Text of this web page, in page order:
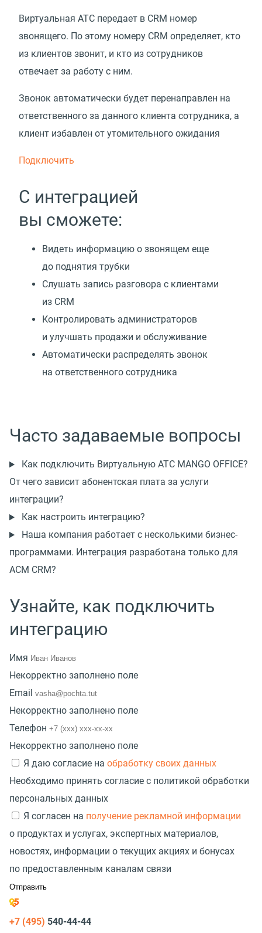
Виртуальная АТС передает в CRM номер
звонящего. По этому номеру CRM определяет, кто
из клиентов звонит, и кто из сотрудников
отвечает за работу с ним.
Звонок автоматически будет перенаправлен на
ответственного за данного клиента сотрудника, а
клиент избавлен от утомительного ожидания
Подключить
С интеграцией
вы сможете:
Видеть информацию о звонящем еще
до поднятия трубки
Слушать запись разговора с клиентами
из CRM
Контролировать администраторов
и улучшать продажи и обслуживание
Автоматически распределять звонок
на ответственного сотрудника
Часто задаваемые вопросы
Как подключить Виртуальную АТС MANGO OFFICE?
От чего зависит абонентская плата за услуги
интеграции?
Как настроить интеграцию?
Наша компания работает с несколькими бизнес-
программами. Интеграция разработана только для
АСМ CRM?
Узнайте, как подключить
интеграцию
Имя
Некорректно заполнено поле
Email
Некорректно заполнено поле
Телефон
Некорректно заполнено поле
Я даю согласие на обработку своих данных
Необходимо принять согласие с политикой обработки
персональных данных
Я согласен на получение рекламной информации
о продуктах и услугах, экспертных материалов,
новостях, информации о текущих акциях и бонусах
по предоставленным каналам связи
+7 (495) 540-44-44